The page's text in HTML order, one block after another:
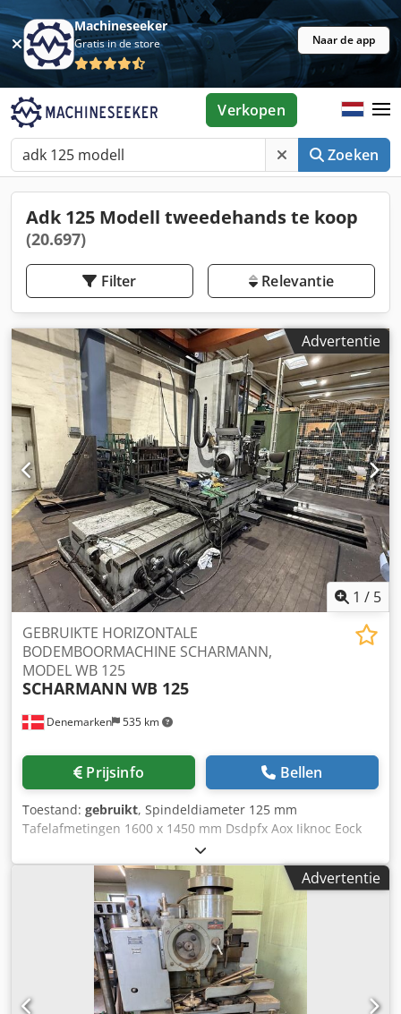
Machineseeker
Gratis in de store Naar de app
Zoeken
Verkopen
Adk 125 Modell tweedehands te koop
(20.697)
Filter Relevantie
Advertentie
1 / 5
Denemarken 535 km
GEBRUIKTE HORIZONTALE
BODEMBOORMACHINE SCHARMANN,
MODEL WB 125
SCHARMANN WB 125
Prijsinfo Bellen
Toestand: gebruikt, Spindeldiameter 125 mm
Tafelafmetingen 1600 x 1450 mm Dsdpfx Aox Iiknoc Eock
Spindelconus MK 5 Spindeltoerental 3,4-700 omw/min
Bewegingen: (X) Kolom rechts/links 3500 mm (Y) Support
verticaal 1550 mm (Z) Tafel naar/vanaf de spindel 1350 mm
(W) Spindelverplaatsing 900 mm (B) Draaibare draaitafel
360° Voorzien van: 2-assige digitale uitlezing Diverse
gereedschaphouders
Advertentie